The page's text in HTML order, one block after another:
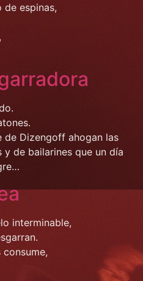
espinas,
de Dizengoff ahogan las
y de bailarines que un día
interminable,
consume,